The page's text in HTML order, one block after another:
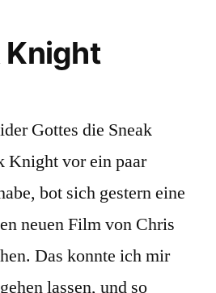
Knight
Gottes die Sneak
Knight vor ein paar
bot sich gestern eine
neuen Film von Chris
Das konnte ich mir
lassen, und so